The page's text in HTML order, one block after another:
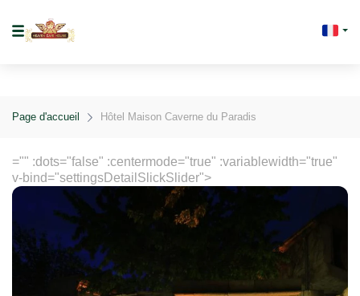
Page d'accueil Hôtel Maison Caverne du Paradis
="" :dots="false" :centermode="true" :variablewidth="true"
v-bind="settingsDetailSlickSlider">